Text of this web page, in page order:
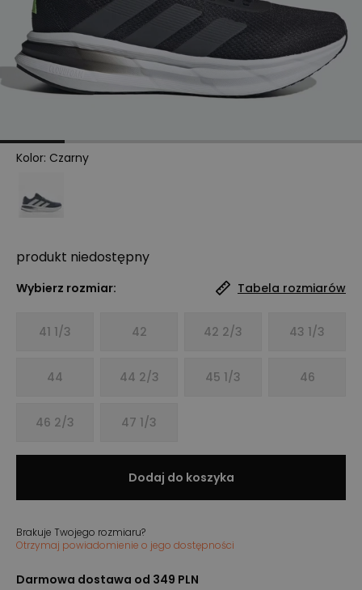
Kolor: Czarny
produkt niedostępny
Wybierz rozmiar: Tabela rozmiarów
41 1/3 42 42 2/3 43 1/3
44 44 2/3 45 1/3 46
46 2/3 47 1/3
Dodaj do koszyka
Brakuje Twojego rozmiaru?
Otrzymaj powiadomienie o jego dostępności
Darmowa dostawa od 349 PLN